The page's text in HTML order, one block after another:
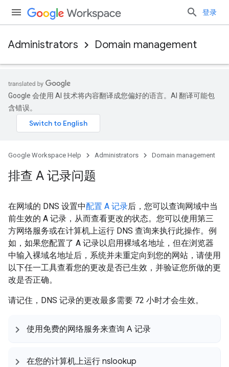
登录
Administrators Domain management
Google 会使用 AI 技术将内容翻译成您偏好的语言。AI 翻译可能包
含错误。
Google Workspace Help Administrators Domain management
排查 A 记录问题
在网域的 DNS 设置中配置 A 记录后，您可以查询网域中当
前生效的 A 记录，从而查看更改的状态。您可以使用第三
方网络服务或在计算机上运行 DNS 查询来执行此操作。例
如，如果您配置了 A 记录以启用裸域名地址，但在浏览器
中输入裸域名地址后，系统并未重定向到您的网站，请使用
以下任一工具查看您的更改是否已生效，并验证您所做的更
改是否正确。
请记住，DNS 记录的更改最多需要 72 小时才会生效。
使用免费的网络服务来查询 A 记录
在您的计算机上运行 nslookup